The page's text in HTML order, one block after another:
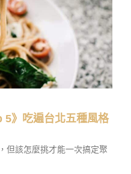
5》吃遍台北五種風格
但該怎麼挑才能一次搞定聚